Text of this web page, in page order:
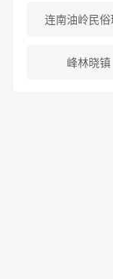
连南油岭民
峰林晓镇